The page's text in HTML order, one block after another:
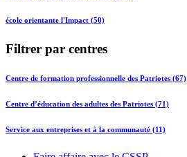
école orientante l'Impact (50)
Filtrer par centres
Centre de formation professionnelle des Patriotes (67)
Centre d’éducation des adultes des Patriotes (71)
Service aux entreprises et à la communauté (11)